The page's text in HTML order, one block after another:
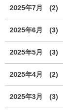
2025年7月 (2)
2025年6月 (3)
2025年5月 (3)
2025年4月 (2)
2025年3月 (3)